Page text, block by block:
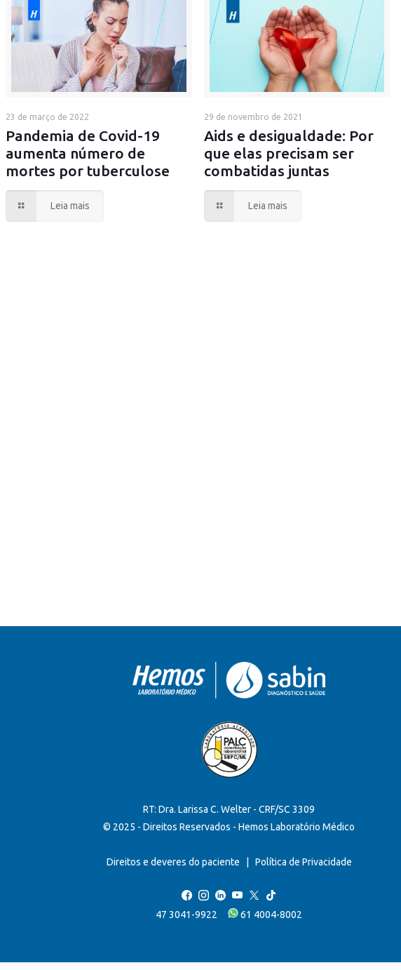
23 de março de 2022
Pandemia de Covid-19
aumenta número de
mortes por tuberculose
Leia mais
29 de novembro de 2021
Aids e desigualdade: Por
que elas precisam ser
combatidas juntas
Leia mais
RT: Dra. Larissa C. Welter - CRF/SC 3309
© 2025 - Direitos Reservados - Hemos Laboratório Médico
Direitos e deveres do paciente Política de Privacidade
47 3041-9922 61 4004-8002